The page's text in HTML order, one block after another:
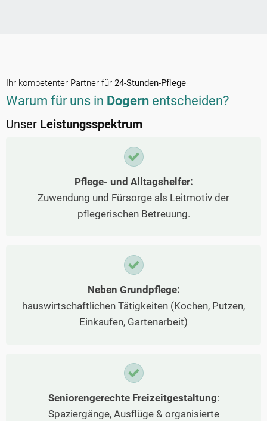
Ihr kompetenter Partner für 24-Stunden-Pflege
Warum für uns in Dogern entscheiden?
Unser Leistungsspektrum
Pflege- und Alltagshelfer:
Zuwendung und Fürsorge als Leitmotiv der
pflegerischen Betreuung.
Neben Grundpflege:
hauswirtschaftlichen Tätigkeiten (Kochen, Putzen,
Einkaufen, Gartenarbeit)
Seniorengerechte Freizeitgestaltung:
Spaziergänge, Ausflüge & organisierte